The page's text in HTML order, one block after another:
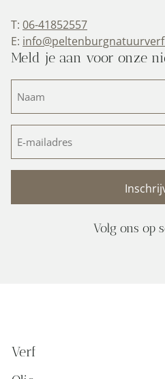
T: 06-41852557
E:
Meld je aan voor onze
(Vereist)
mailadres
Volg ons op
Verf